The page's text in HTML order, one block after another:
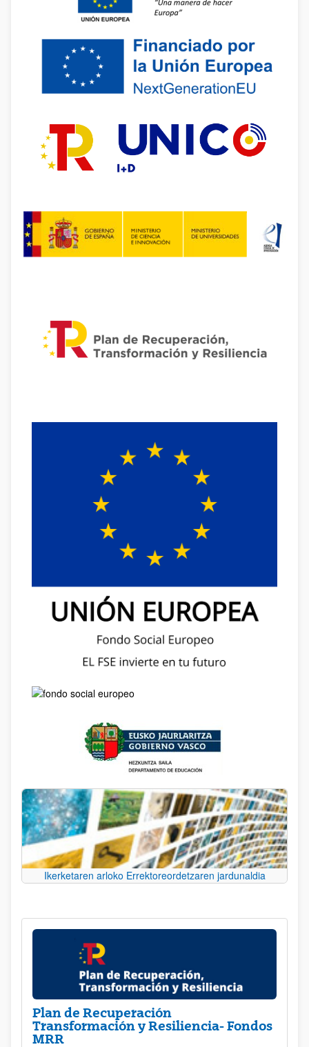
Ikerketaren arloko Errektoreordetzaren jardunaldia
Plan de Recuperación
Transformación y Resiliencia- Fondos
MRR